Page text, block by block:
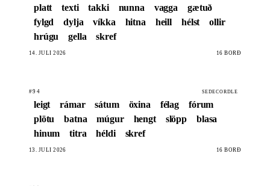
platt texti takki nunna vagga
gætuð
fylgd
dylja víkka hitna heill hélst
ollir
hrúgu
gella skref
14. JÚLÍ 2026 16 BORÐ
#94 SEDECORDLE
leigt rámar sátum öxina félag
fórum
plötu
batna múgur hengt slöpp
blasa
hinum
titra héldi skref
13. JÚLÍ 2026 16 BORÐ